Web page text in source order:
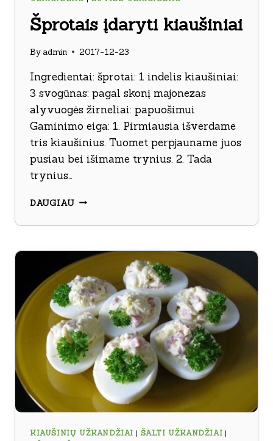
Šprotais įdaryti kiaušiniai
By admin 2017-12-23
Ingredientai: šprotai: 1 indelis kiaušiniai:
3 svogūnas: pagal skonį majonezas
alyvuogės žirneliai: papuošimui
Gaminimo eiga: 1. Pirmiausia išverdame
tris kiaušinius. Tuomet perpjauname juos
pusiau bei išimame trynius. 2. Tada
trynius…
DAUGIAUŠPROTAIS
KIAUŠINIAI
KIAUŠINIŲ UŽKANDŽIAI | ŠALTI UŽKANDŽIAI |